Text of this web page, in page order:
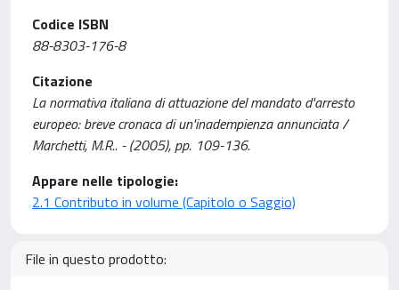
Codice ISBN
88-8303-176-8
Citazione
La normativa italiana di attuazione del mandato d'arresto
europeo: breve cronaca di un'inadempienza annunciata /
Marchetti, M.R.. - (2005), pp. 109-136.
Appare nelle tipologie:
2.1 Contributo in volume (Capitolo o Saggio)
File in questo prodotto: